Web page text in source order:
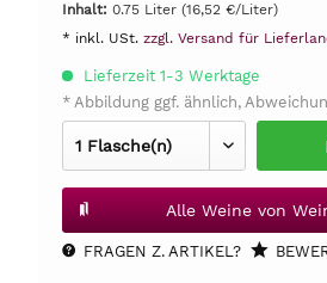
Inhalt: 0.75 Liter (16,52 €/Liter)
* inkl. USt. zzgl. Versand für
Lieferzeit 1-3 Werktage
* Abbildung ggf. ähnlich,
Alle Weine von
FRAGEN Z. ARTIKEL?